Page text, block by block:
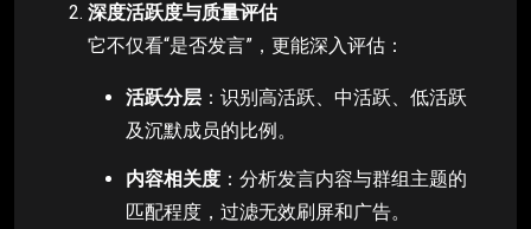
深度活跃度与质量评估
它不仅看“是否发言”，更能深入评估：
活跃分层 ：识别高活跃、中活跃、低活跃
及沉默成员的比例。
内容相关度 ：分析发言内容与群组主题的
匹配程度，过滤无效刷屏和广告。